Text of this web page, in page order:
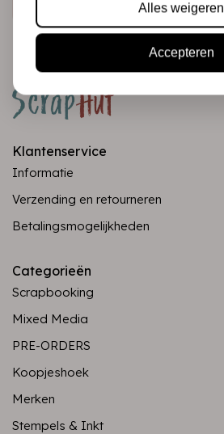
Klantenservice
Informatie
Verzending en retourneren
Betalingsmogelijkheden
Categorieën
Scrapbooking
Mixed Media
PRE-ORDERS
Koopjeshoek
Merken
Stempels & Inkt
Alles weigeren
Accepteren